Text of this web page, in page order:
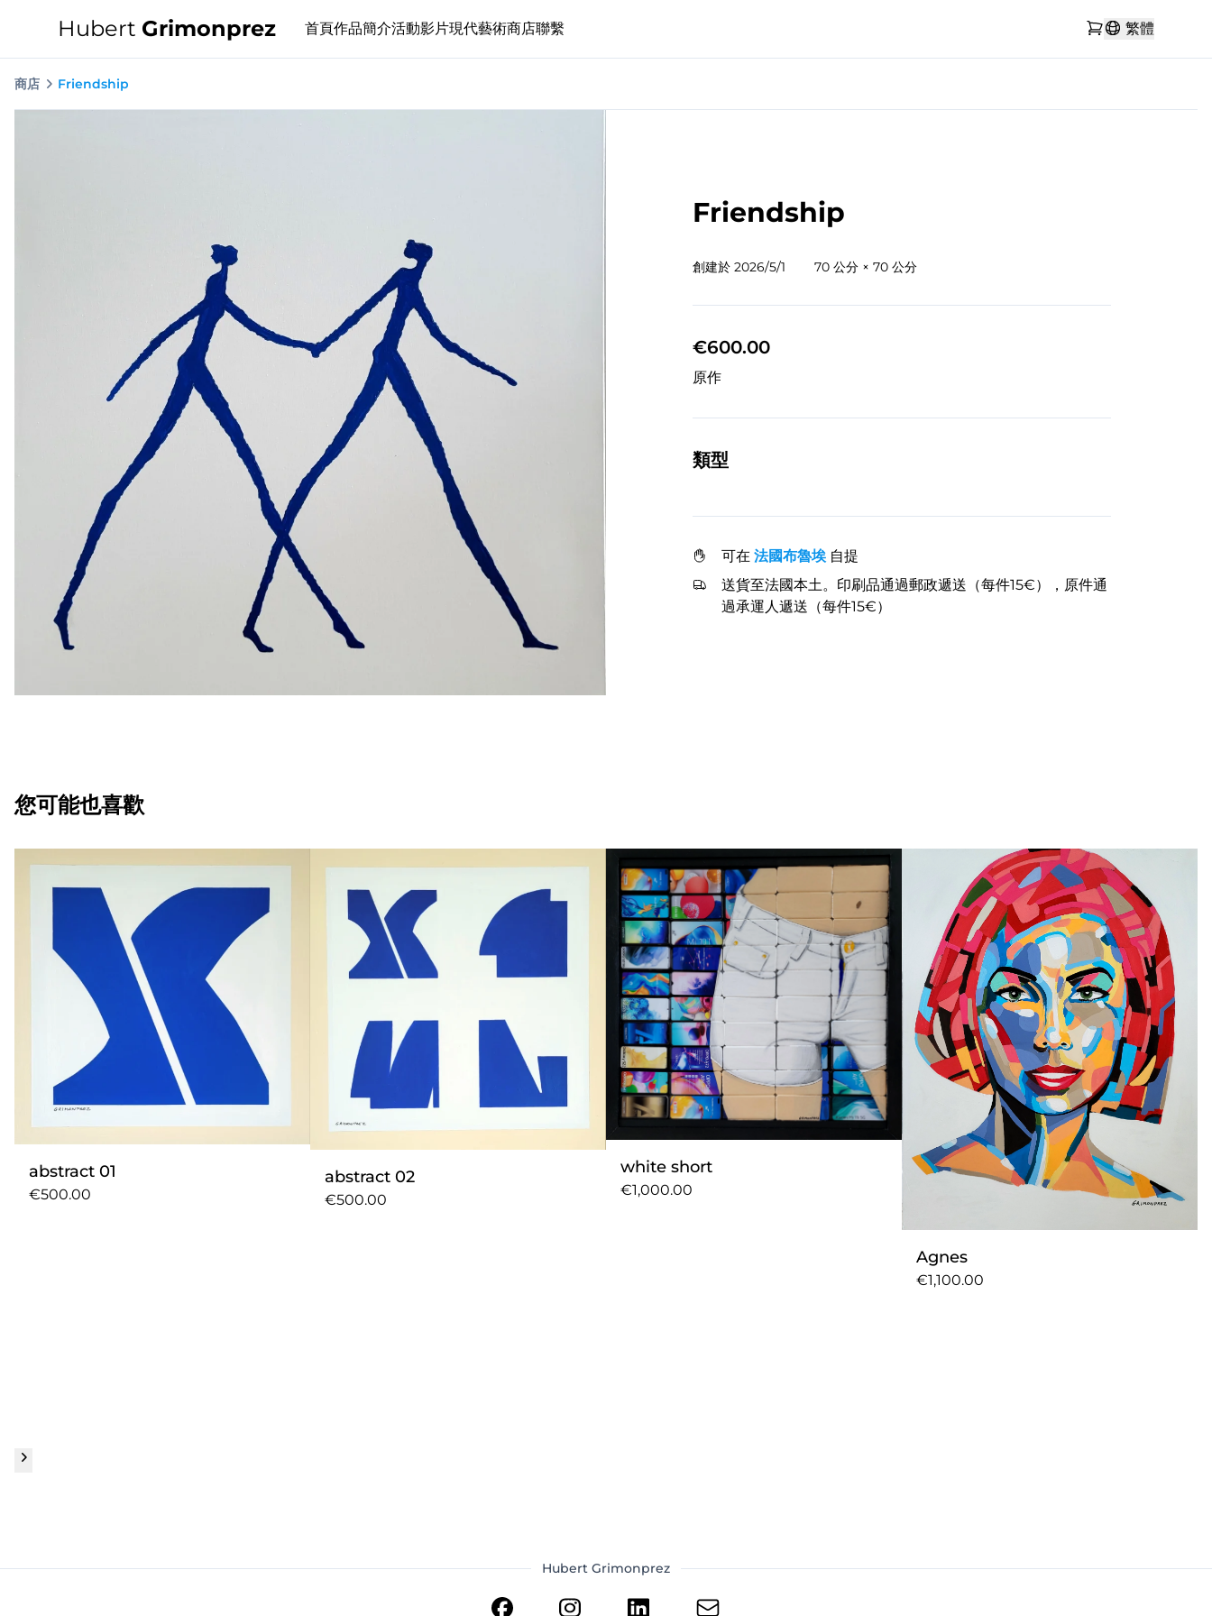
Hubert Grimonprez 首頁作品簡介活動影片現代藝術商店聯繫 繁體
商店 Friendship
Friendship
創建於 2026/5/1 70 公分 × 70 公分
€600.00
原作
類型
可在 法國布魯埃 自提
送貨至法國本土。印刷品通過郵政遞送（每件15€），原件通
過承運人遞送（每件15€）
您可能也喜歡
abstract 01
€500.00
abstract 02
€500.00
white short
€1,000.00
Agnes
€1,100.00
Hubert Grimonprez